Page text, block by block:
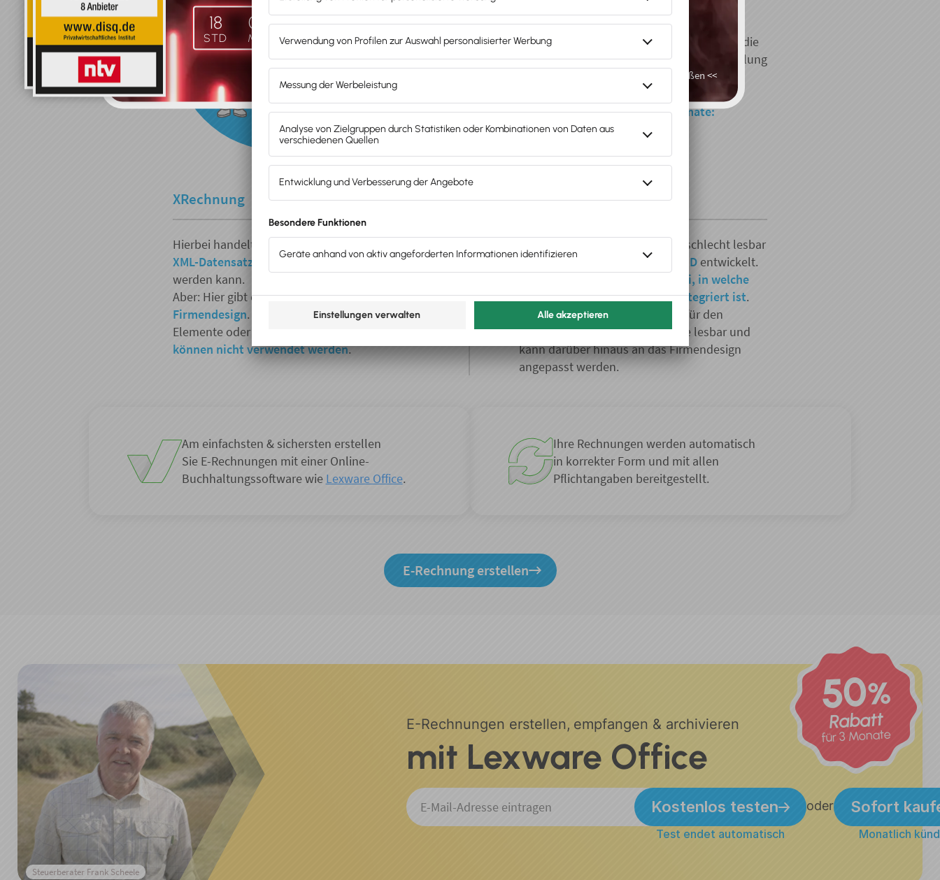
Rechtliche Grundlage
ist die europäische Norm für die
elektronische Rechnungsstellung
In Deutschland gibt es zwei
E-Rechnungs-Formate:
XRechnung
Hierbei handelt es sich um einen
XML-Datensatz,
der maschinell ausgelesen
werden kann.
Aber: Hier gibt es keinerlei Möglichkeiten für ein
Firmendesign. Corporate Design, grafische
Elemente oder eine individuelle Schriftart
können nicht verwendet werden.
ZUGFeRD
Da XRechnungen für Menschen schlecht lesbar
sind, wurde das FormatZUGFeRD entwickelt.
PDF-Datei, in welche
„unsichtbar“ eine XML-Datei integriert ist.
Somit ist die Rechnung sowohl für den
Menschen als auch die Maschine lesbar und
kann darüber hinaus an das Firmendesign
angepasst werden.
Am einfachsten & sichersten erstellen
Sie E-Rechnungen mit einer Online-
Buchhaltungssoftware wie Lexware Office.
Ihre Rechnungen werden automatisch
in korrekter Form und mit allen
Pflichtangaben bereitgestellt.
E-Rechnung erstellen
E-Rechnungen erstellen, empfangen & archivieren
mit Lexware Office
Kostenlos testen
Test endet automatisch
oder Sofort
Monatlich
50%
Rabatt
für 3 Monate
Steuerberater Frank Scheele
18
STD
04
MIN
50
SEK
Rabatt sichern
kündbar
NUR HIER (!)auf dieser Seite >> schließen <<